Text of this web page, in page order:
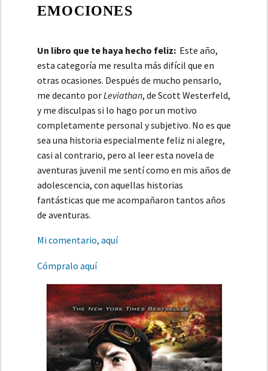
EMOCIONES
Un libro que te haya hecho feliz: Este año,
esta categoría me resulta más difícil que en
otras ocasiones. Después de mucho pensarlo,
me decanto porLeviathan, de Scott Westerfeld,
y me disculpas si lo hago por un motivo
completamente personal y subjetivo. No es que
sea una historia especialmente feliz ni alegre,
casi al contrario, pero al leer esta novela de
aventuras juvenil me sentí como en mis años de
adolescencia, con aquellas historias
fantásticas que me acompañaron tantos años
de aventuras.
Mi comentario, aquí
Cómpralo aquí